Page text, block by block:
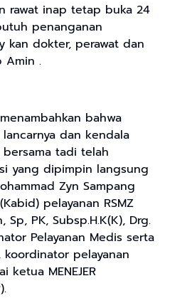
rawat inap tetap buka 24
penanganan
kan dokter, perawat dan
Amin .
bahwa
dan kendala
tadi telah
yang dipimpin langsung
Zyn Sampang
pelayanan RSMZ
PK, Subsp.H.K(K), Drg.
Pelayanan Medis serta
koordinator pelayanan
ketua MENEJER